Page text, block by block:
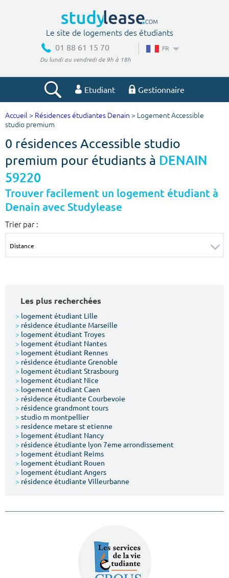
Le site de logements des étudiants
01 88 61 15 70
Du lundi au vendredi de 9h à 18h
FR
Etudiant Gestionnaire
Votre recherche
Ville, école
Budget min
€
Budget max
m² m²
Votre date d'entrée
Chercher
Accueil > Résidences étudiantes Denain > Logement Accessible
studio premium
0 résidences Accessible studio
premium pour étudiants à DENAIN
59220
Trouver facilement un logement étudiant à
Denain avec Studylease
Trier par :
Les plus recherchées
> logement étudiant Lille
> résidence étudiante Marseille
> logement étudiant Troyes
> logement étudiant Nantes
> logement étudiant Rennes
> résidence étudiante Grenoble
> logement étudiant Strasbourg
> logement étudiant Nice
> logement étudiant Caen
> résidence étudiante Courbevoie
> résidence grandmont tours
> studio m montpellier
> residence metare st etienne
> logement étudiant Nancy
> résidence étudiante lyon 7eme arrondissement
> logement étudiant Reims
> logement étudiant Rouen
> logement étudiant Angers
> résidence étudiante Villeurbanne